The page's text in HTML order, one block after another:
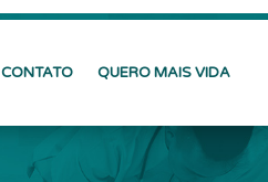
CONTATO QUERO MAIS VIDA